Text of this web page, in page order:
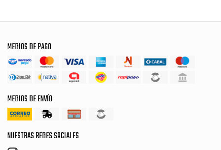
MEDIOS DE PAGO
MEDIOS DE ENVÍO
NUESTRAS REDES SOCIALES